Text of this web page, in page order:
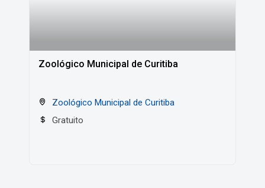
Zoológico Municipal de Curitiba
Zoológico Municipal de Curitiba
Gratuito